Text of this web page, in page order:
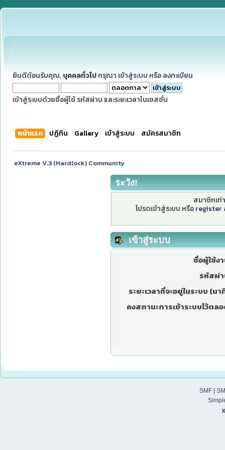
ยินดีต้อนรับคุณ, บุคคลทั่วไปกรุณา เข้าสู่ระบบ หรือ ลงทะเบียน
เข้าสู่ระบบด้วยชื่อผู้ใช้ รหัสผ่าน และระยะเวลาในเซสชั่น
หน้าแรก ปฏิทิน Gallery เข้าสู่ระบบ สมัครสมาชิก
eXtreme V.3 (Hardlock) Community
ระวัง!
สมาชิกเท่
โปรดเข้าสู่ระบบ หรือ register
เข้าสู่ระบบ
ชื่อผู้ใช้ง
รหัสผ่
ระยะเวลาที่จะอยู่ในระบบ (นา
คงสถานะการเข้าระบบไว้ตล
SMF|